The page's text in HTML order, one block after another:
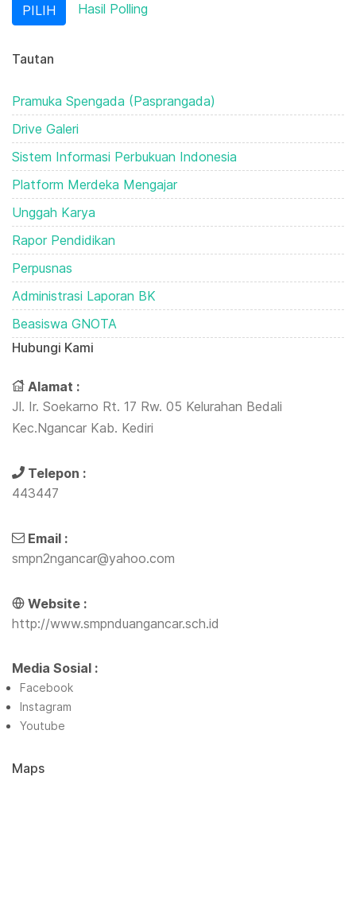
Hasil Polling
Tautan
Pramuka Spengada (Pasprangada)
Drive Galeri
Sistem Informasi Perbukuan Indonesia
Platform Merdeka Mengajar
Unggah Karya
Rapor Pendidikan
Perpusnas
Administrasi Laporan BK
Beasiswa GNOTA
Hubungi Kami
Alamat :
Jl. Ir. Soekarno Rt. 17 Rw. 05 Kelurahan Bedali
Kec.Ngancar Kab. Kediri
Telepon :
443447
Email :
smpn2ngancar@yahoo.com
Website :
http://www.smpnduangancar.sch.id
Media Sosial :
Facebook
Instagram
Youtube
Maps